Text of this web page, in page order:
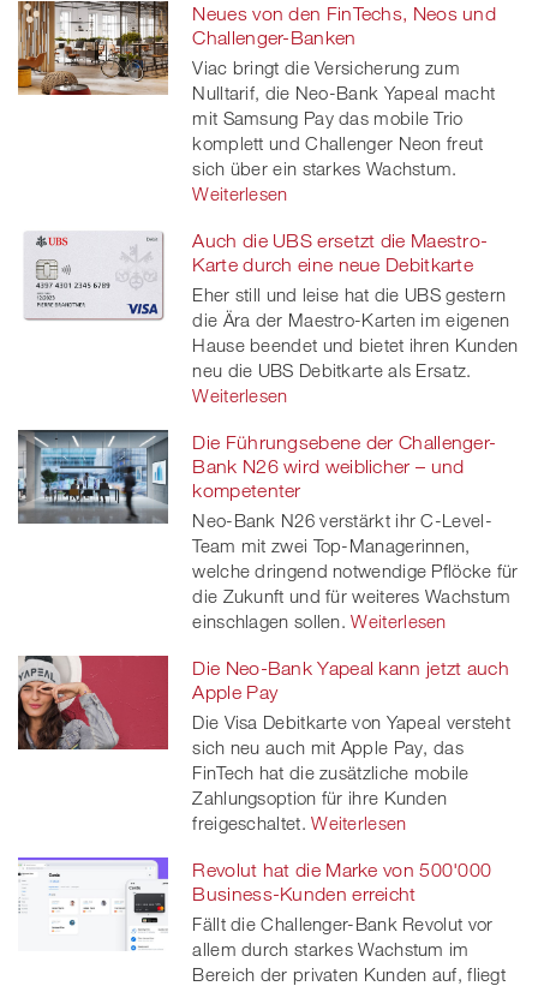
Neues von den FinTechs, Neos und
Challenger-Banken
Viac bringt die Versicherung zum
Nulltarif, die Neo-Bank Yapeal macht
mit Samsung Pay das mobile Trio
komplett und Challenger Neon freut
sich über ein starkes Wachstum.
Weiterlesen
Auch die UBS ersetzt die Maestro-
Karte durch eine neue Debitkarte
Eher still und leise hat die UBS gestern
die Ära der Maestro-Karten im eigenen
Hause beendet und bietet ihren Kunden
neu die UBS Debitkarte als Ersatz.
Weiterlesen
Die Führungsebene der Challenger-
Bank N26 wird weiblicher – und
kompetenter
Neo-Bank N26 verstärkt ihr C-Level-
Team mit zwei Top-Managerinnen,
welche dringend notwendige Pflöcke für
die Zukunft und für weiteres Wachstum
einschlagen sollen. Weiterlesen
Die Neo-Bank Yapeal kann jetzt auch
Apple Pay
Die Visa Debitkarte von Yapeal versteht
sich neu auch mit Apple Pay, das
FinTech hat die zusätzliche mobile
Zahlungsoption für ihre Kunden
freigeschaltet. Weiterlesen
Revolut hat die Marke von 500'000
Business-Kunden erreicht
Fällt die Challenger-Bank Revolut vor
allem durch starkes Wachstum im
Bereich der privaten Kunden auf, fliegt